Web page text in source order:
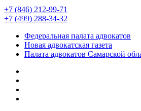
+7 (846) 212-99-71
+7 (499) 288-34-32
Федеральная палата адвокатов
Новая адвокатская газета
Палата адвокатов Самарской